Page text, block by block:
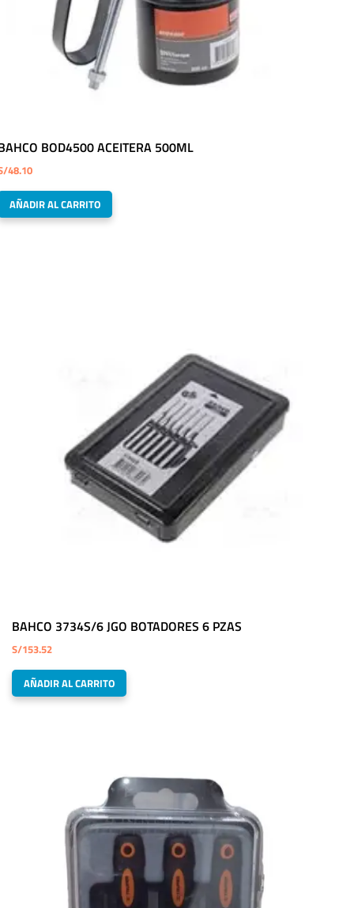
BOD4500 ACEITERA 500ML
48.10
AÑADIR AL CARRITO
BAHCO 3734S/6 JGO BOTADORES 6 PZAS
S/153.52
AÑADIR AL CARRITO